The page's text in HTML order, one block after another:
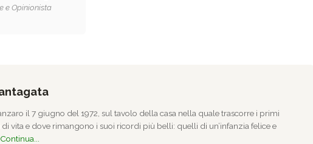
e Opinionista
il 7 giugno del 1972, sul tavolo della casa nella quale trascorre i primi
vita e dove rimangono i suoi ricordi più belli: quelli di un’infanzia felice e
Continua...